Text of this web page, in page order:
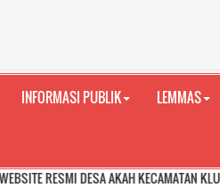
INFORMASI PUBLIK LEMMAS
DESA AKAH KECAMATAN KLUNGKUNG